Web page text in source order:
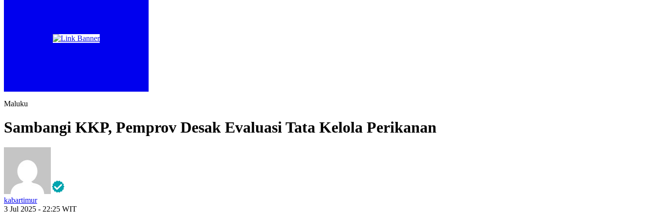
Maluku
Sambangi KKP, Pemprov Desak Evaluasi Tata Kelola Perikanan
kabartimur
3 Jul 2025 - 22:25 WIT